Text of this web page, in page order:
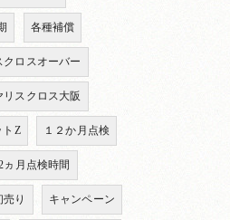
各種補償
クロスオーバー
リスクロス大阪
トZ １２か月点検
ヵ月点検時間
売り キャンペーン